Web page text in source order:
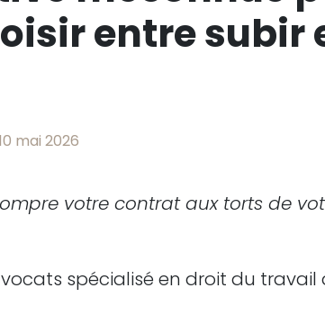
entre subir
mai 2026
votre contrat aux torts de
spécialisé en droit du travail